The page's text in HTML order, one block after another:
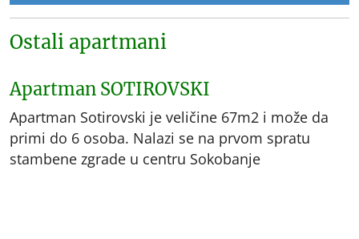
Ostali apartmani
Apartman SOTIROVSKI
Apartman Sotirovski je veličine 67m2 i može da
primi do 6 osoba. Nalazi se na prvom spratu
stambene zgrade u centru Sokobanje